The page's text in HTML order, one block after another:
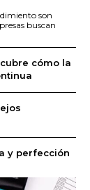
son
buscan
cómo la
y perfección